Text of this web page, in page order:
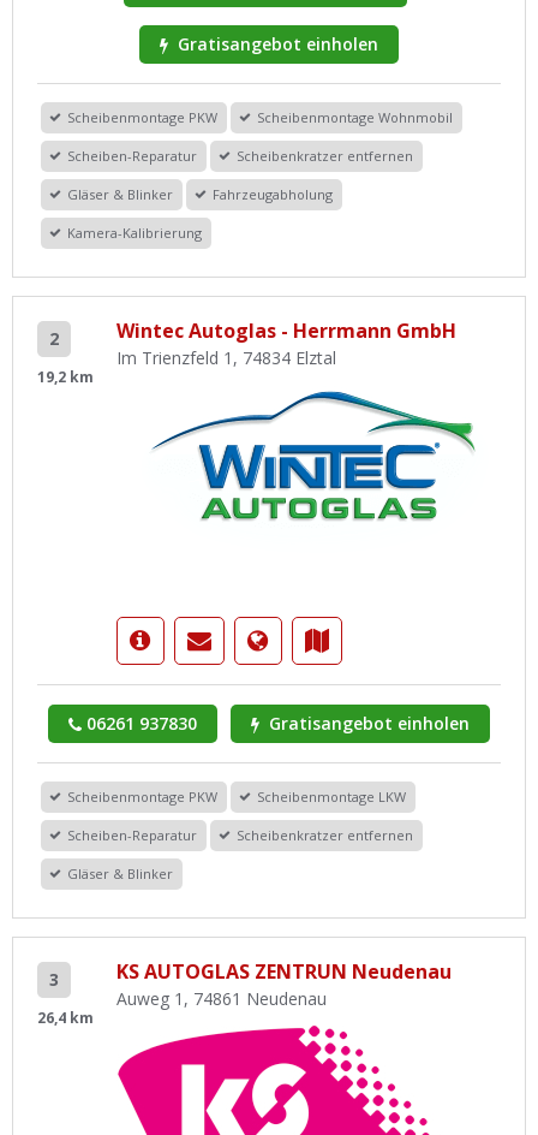
Gratisangebot einholen
Scheibenmontage PKW Scheibenmontage Wohnmobil
Scheiben-Reparatur Scheibenkratzer entfernen
Gläser & Blinker Fahrzeugabholung
Kamera-Kalibrierung
2
19,2 km
Wintec Autoglas - Herrmann GmbH
Im Trienzfeld 1, 74834 Elztal
06261 937830 Gratisangebot einholen
Scheibenmontage PKW Scheibenmontage LKW
Scheiben-Reparatur Scheibenkratzer entfernen
Gläser & Blinker
3
26,4 km
KS AUTOGLAS ZENTRUN Neudenau
Auweg 1, 74861 Neudenau